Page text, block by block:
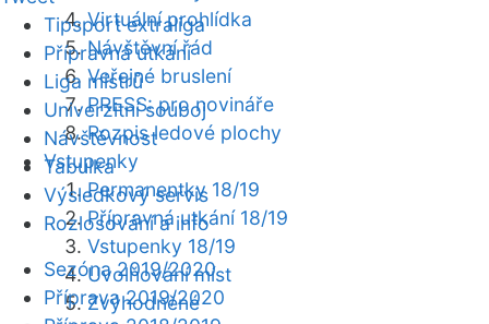
Virtuální prohlídka
Návštěvní řád
Veřejné bruslení
PRESS: pro novináře
Rozpis ledové plochy
Vstupenky
Permanentky 18/19
Přípravná utkání 18/19
Vstupenky 18/19
Uvolňování míst
Zvýhodněné
Tipsport extraliga
Přípravná utkání
Liga mistrů
Univerzitní souboj
Návštěvnost
Tabulka
Výsledkový servis
Rozlosování a info
Sezóna 2019/2020
Příprava 2019/2020